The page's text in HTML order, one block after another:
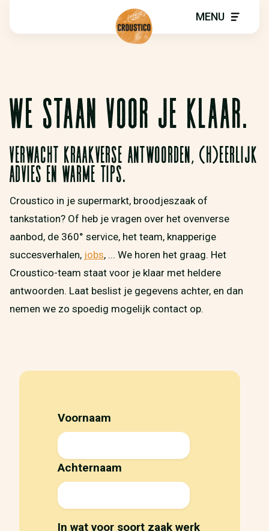
MENU
WE STAAN VOOR JE KLAAR.
Verwacht kraakverse antwoorden, (h)eerlijk
advies en warme tips.
Croustico in je supermarkt, broodjeszaak of
tankstation? Of heb je vragen over het ovenverse
aanbod, de 360° service, het team, knapperige
succesverhalen, jobs, ... We horen het graag. Het
Croustico-team staat voor je klaar met heldere
antwoorden. Laat beslist je gegevens achter, en dan
nemen we zo spoedig mogelijk contact op.
Voornaam
Achternaam
In wat voor soort zaak werk